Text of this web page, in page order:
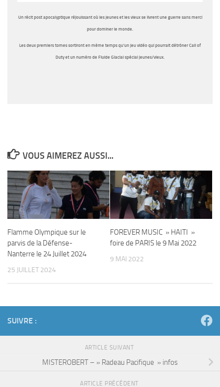
Un récit post apocalyptique réjouissant où les jeunes et les vieux se livrent une guerre sans merci
pour dominer le monde.
Les deux premiers tomes sortiront en même temps qu’un jeu vidéo qui pourrait détrôner Call of
Duty et un numéro de Fluide Glacial spécial jeunes/vieux.
VOUS AIMEREZ AUSSI...
Flamme Olympique sur le
parvis de la Défense-
Nanterre le 24 Juillet 2024
25 JUILLET 2024
FOREVER MUSIC » HAITI »
foire de PARIS le 9 Mai 2022
9 MAI 2022
SUIVRE :
ARTICLE SUIVANT
MISTEROBERT – » Radeau Pacifique » infos
ARTICLE PRÉCÉDENT